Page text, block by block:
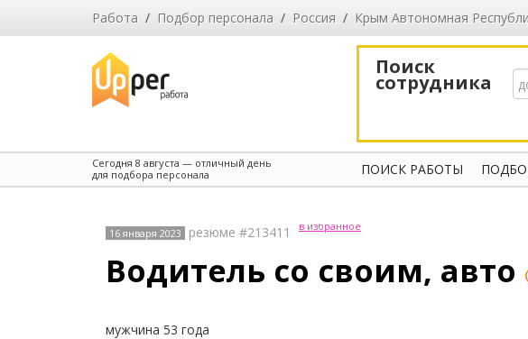
Работа / Подбор персонала / Россия / Крым Автономная
Поиск
сотрудника
Сегодня 8 августа — отличный день
для подбора персонала
ПОИСК РАБОТЫ
16 января 2023 резюме #213411 в избранное
Водитель со своим, авто
мужчина 53 года